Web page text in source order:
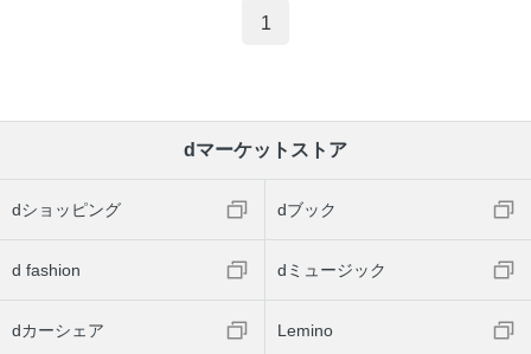
1
dマーケットストア
dショッピング dブック
d fashion dミュージック
dカーシェア Lemino